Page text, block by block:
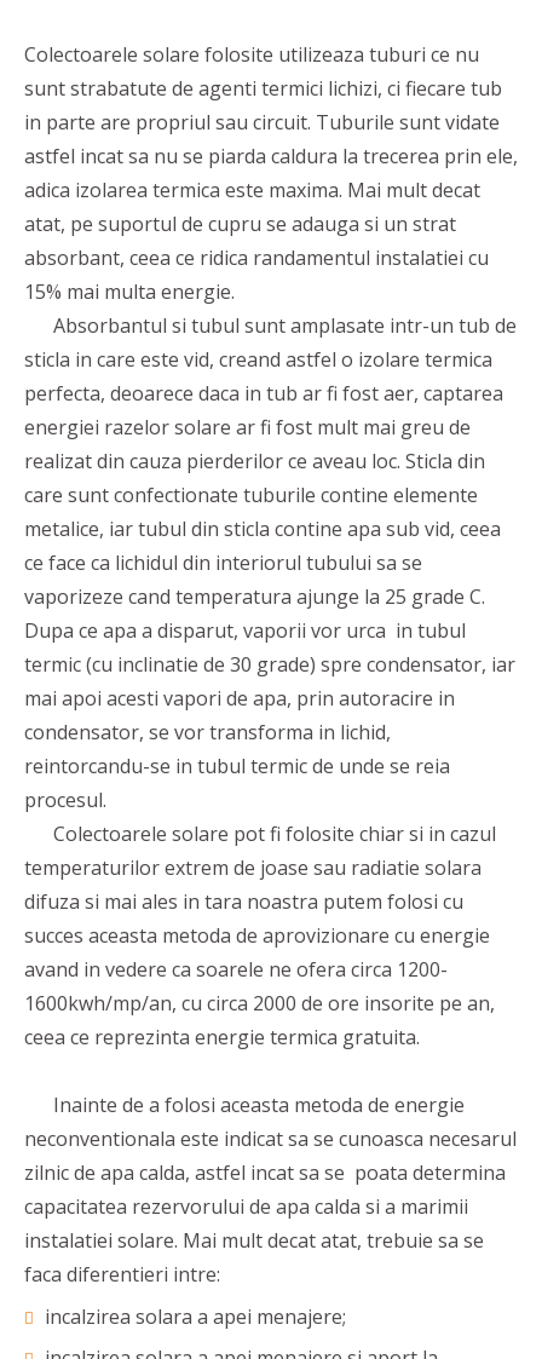
Colectoarele solare folosite utilizeaza tuburi ce nu
sunt strabatute de agenti termici lichizi, ci fiecare tub
in parte are propriul sau circuit. Tuburile sunt vidate
astfel incat sa nu se piarda caldura la trecerea prin ele,
adica izolarea termica este maxima. Mai mult decat
atat, pe suportul de cupru se adauga si un strat
absorbant, ceea ce ridica randamentul instalatiei cu
15% mai multa energie.
Absorbantul si tubul sunt amplasate intr-un tub de
sticla in care este vid, creand astfel o izolare termica
perfecta, deoarece daca in tub ar fi fost aer, captarea
energiei razelor solare ar fi fost mult mai greu de
realizat din cauza pierderilor ce aveau loc. Sticla din
care sunt confectionate tuburile contine elemente
metalice, iar tubul din sticla contine apa sub vid, ceea
ce face ca lichidul din interiorul tubului sa se
vaporizeze cand temperatura ajunge la 25 grade C.
Dupa ce apa a disparut, vaporii vor urca in tubul
termic (cu inclinatie de 30 grade) spre condensator, iar
mai apoi acesti vapori de apa, prin autoracire in
condensator, se vor transforma in lichid,
reintorcandu-se in tubul termic de unde se reia
procesul.
Colectoarele solare pot fi folosite chiar si in cazul
temperaturilor extrem de joase sau radiatie solara
difuza si mai ales in tara noastra putem folosi cu
succes aceasta metoda de aprovizionare cu energie
avand in vedere ca soarele ne ofera circa 1200-
1600kwh/mp/an, cu circa 2000 de ore insorite pe an,
ceea ce reprezinta energie termica gratuita.
Inainte de a folosi aceasta metoda de energie
neconventionala este indicat sa se cunoasca necesarul
zilnic de apa calda, astfel incat sa se poata determina
capacitatea rezervorului de apa calda si a marimii
instalatiei solare. Mai mult decat atat, trebuie sa se
faca diferentieri intre:
incalzirea solara a apei menajere;